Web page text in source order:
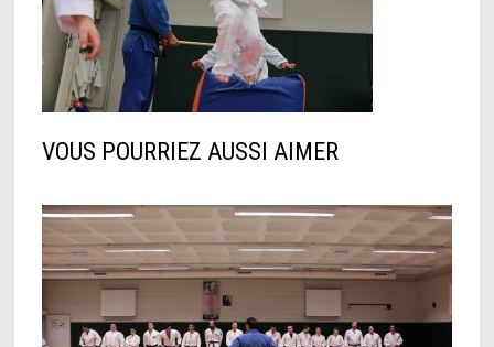
VOUS POURRIEZ AUSSI AIMER